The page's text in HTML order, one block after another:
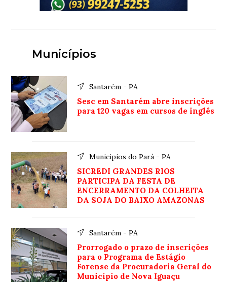
Municípios
Santarém - PA
Sesc em Santarém abre inscrições
para 120 vagas em cursos de inglês
Municipios do Pará - PA
SICREDI GRANDES RIOS
PARTICIPA DA FESTA DE
ENCERRAMENTO DA COLHEITA
DA SOJA DO BAIXO AMAZONAS
Santarém - PA
Prorrogado o prazo de inscrições
para o Programa de Estágio
Forense da Procuradoria Geral do
Município de Nova Iguaçu